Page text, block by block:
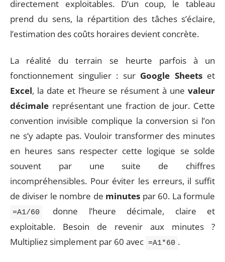
directement exploitables. D’un coup, le tableau
prend du sens, la répartition des tâches s’éclaire,
l’estimation des coûts horaires devient concrète.
La réalité du terrain se heurte parfois à un
fonctionnement singulier : sur Google Sheetset
Excel, la date et l’heure se résument à une valeur
décimale représentant une fraction de jour. Cette
convention invisible complique la conversion si l’on
ne s’y adapte pas. Vouloir transformer des minutes
en heures sans respecter cette logique se solde
souvent par une suite de chiffres
incompréhensibles. Pour éviter les erreurs, il suffit
de diviser le nombre de minutes par 60. La formule
=A1/60
donne l’heure décimale, claire et
exploitable. Besoin de revenir aux minutes ?
Multipliez simplement par 60 avec =A1*60 .